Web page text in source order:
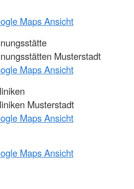
Maps Ansicht
Musterstadt
Maps Ansicht
Musterstadt
Maps Ansicht
Maps Ansicht